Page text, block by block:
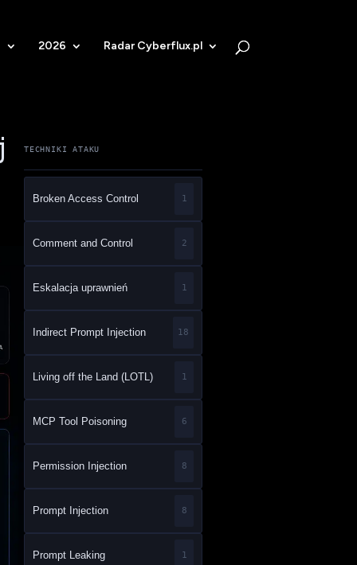
2026 Radar Cyberflux.pl
TECHNIKI ATAKU
Broken Access Control 1
Comment and Control 2
Eskalacja uprawnień 1
Indirect Prompt Injection 18
Living off the Land (LOTL) 1
MCP Tool Poisoning 6
Permission Injection 8
Prompt Injection 8
Prompt Leaking 1